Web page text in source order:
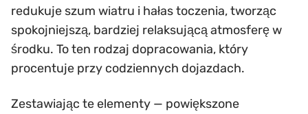
redukuje szum wiatru i hałas toczenia, tworząc
spokojniejszą, bardziej relaksującą atmosferę w
środku. To ten rodzaj dopracowania, który
procentuje przy codziennych dojazdach.
Zestawiając te elementy — powiększone